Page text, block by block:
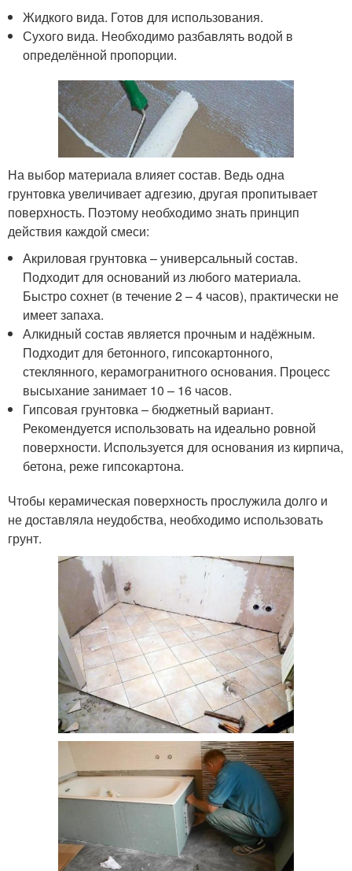
Жидкого вида. Готов для использования.
Сухого вида. Необходимо разбавлять водой в
определённой пропорции.
На выбор материала влияет состав. Ведь одна
грунтовка увеличивает адгезию, другая пропитывает
поверхность. Поэтому необходимо знать принцип
действия каждой смеси:
Акриловая грунтовка – универсальный состав.
Подходит для оснований из любого материала.
Быстро сохнет (в течение 2 – 4 часов), практически не
имеет запаха.
Алкидный состав является прочным и надёжным.
Подходит для бетонного, гипсокартонного,
стеклянного, керамогранитного основания. Процесс
высыхание занимает 10 – 16 часов.
Гипсовая грунтовка – бюджетный вариант.
Рекомендуется использовать на идеально ровной
поверхности. Используется для основания из кирпича,
бетона, реже гипсокартона.
Чтобы керамическая поверхность прослужила долго и
не доставляла неудобства, необходимо использовать
грунт.